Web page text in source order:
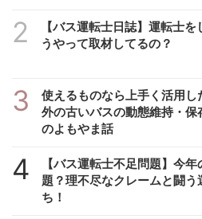
2
【バス運転士日誌】運転士
うやって取材してるの？
3
使えるものなら上手く活用
外の古いバスの動態維持・保
のよもやま話
4
【バス運転士不足問題】今
題？理不尽なクレームと闘う
ち！